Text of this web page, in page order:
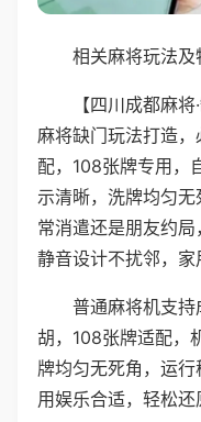
相关麻将玩法及
【四川成都麻
麻将缺门玩法打造
配，108张牌专用，
示清晰，洗牌均匀
常消遣还是朋友约局
静音设计不扰邻，家
普通麻将机支
胡，108张牌适配，
牌均匀无死角，运
用娱乐合适，轻松还